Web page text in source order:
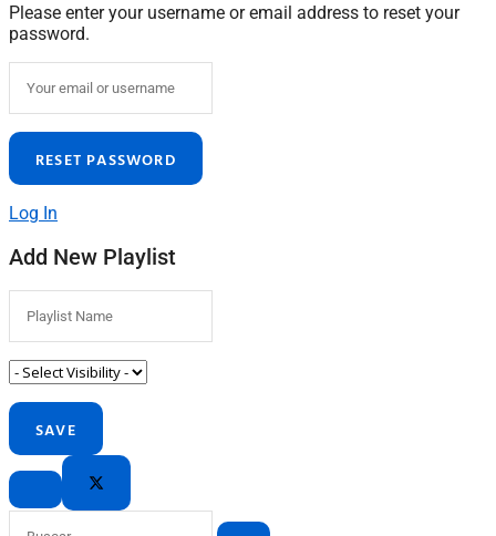
Please enter your username or email address to reset your
password.
Log In
Add New Playlist